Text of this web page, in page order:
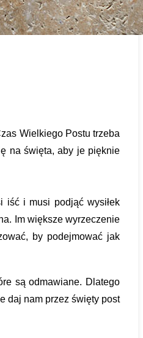
Wielkiego Postu trzeba
na święta, aby je pięknie
i musi podjąć wysiłek
Im większe wyrzeczenie
by podejmować jak
są odmawiane. Dlatego
daj nam przez święty post